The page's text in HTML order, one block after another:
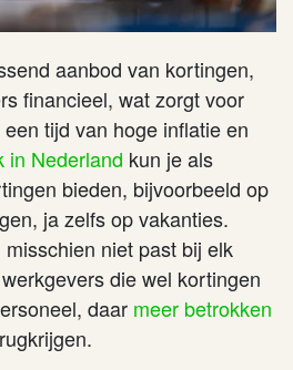
aanbod van kortingen,
financieel, wat zorgt voor
tijd van hoge inflatie en
in Nederland kun je als
bieden, bijvoorbeeld op
ja zelfs op vakanties.
misschien niet past bij elk
die wel kortingen
daar meer betrokken